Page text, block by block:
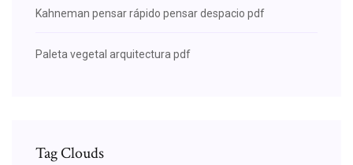
Kahneman pensar rápido pensar despacio pdf
Paleta vegetal arquitectura pdf
Tag Clouds